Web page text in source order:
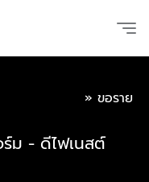
» ขอราย
ร์ม - ดีไฟเนสต์